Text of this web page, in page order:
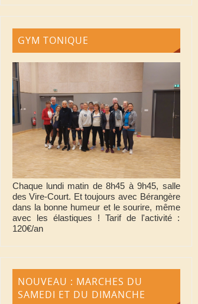
GYM TONIQUE
Chaque lundi matin de 8h45 à 9h45, salle
des Vire-Court. Et toujours avec Bérangère
dans la bonne humeur et le sourire, même
avec les élastiques ! Tarif de l'activité :
120€/an
NOUVEAU : MARCHES DU
SAMEDI ET DU DIMANCHE